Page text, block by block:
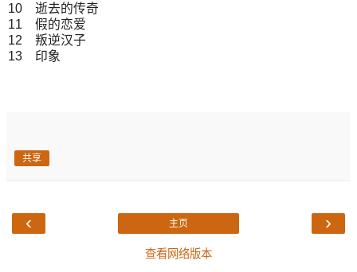
10 逝去的传奇
11 假的恋爱
12 叛逆汉子
13 印象
共享
‹ ›
主页
查看网络版本